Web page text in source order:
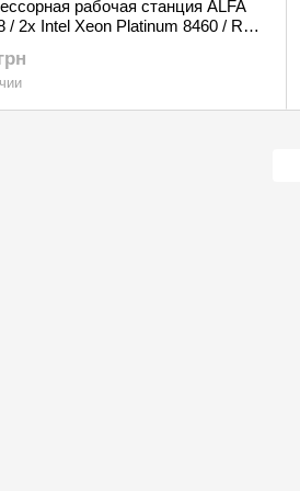
рабочая станция ALFA
/ 2x Intel Xeon Platinum 8460 / RAM